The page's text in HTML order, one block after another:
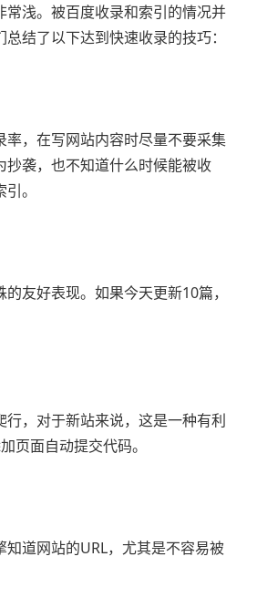
浅。被百度收录和索引的情况并
结了以下达到快速收录的技巧：
，在写网站内容时尽量不要采集
袭，也不知道什么时候能被收
。
友好表现。如果今天更新10篇，
，对于新站来说，这是一种有利
页面自动提交代码。
道网站的URL，尤其是不容易被